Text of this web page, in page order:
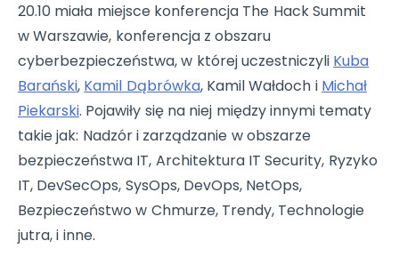
20.10 miała miejsce konferencja The Hack Summit
w Warszawie, konferencja z obszaru
cyberbezpieczeństwa, w której uczestniczyli Kuba
Barański, Kamil Dąbrówka, Kamil Wałdoch i Michał
Piekarski. Pojawiły się na niej między innymi tematy
takie jak: Nadzór i zarządzanie w obszarze
bezpieczeństwa IT, Architektura IT Security, Ryzyko
IT, DevSecOps, SysOps, DevOps, NetOps,
Bezpieczeństwo w Chmurze, Trendy, Technologie
jutra, i inne.